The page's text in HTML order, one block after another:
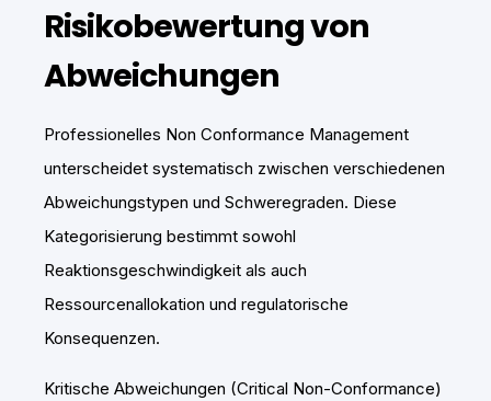
Risikobewertung von
Abweichungen
Professionelles Non Conformance Management
unterscheidet systematisch zwischen verschiedenen
Abweichungstypen und Schweregraden. Diese
Kategorisierung bestimmt sowohl
Reaktionsgeschwindigkeit als auch
Ressourcenallokation und regulatorische
Konsequenzen.
Kritische Abweichungen (Critical Non-Conformance)